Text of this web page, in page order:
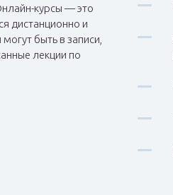
курсы — это
дистанционно и
быть в записи,
лекции по